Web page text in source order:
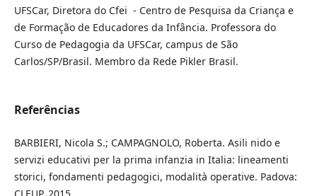
UFSCar, Diretora do Cfei - Centro de Pesquisa da Criança e
de Formação de Educadores da Infância. Professora do
Curso de Pedagogia da UFSCar, campus de São
Carlos/SP/Brasil. Membro da Rede Pikler Brasil.
Referências
BARBIERI, Nicola S.; CAMPAGNOLO, Roberta. Asili nido e
servizi educativi per la prima infanzia in Italia: lineamenti
storici, fondamenti pedagogici, modalità operative. Padova:
CLEUP, 2015.